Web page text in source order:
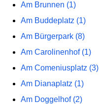
Am Brunnen (1)
Am Buddeplatz (1)
Am Bürgerpark (8)
Am Carolinenhof (1)
Am Comeniusplatz (3)
Am Dianaplatz (1)
Am Doggelhof (2)